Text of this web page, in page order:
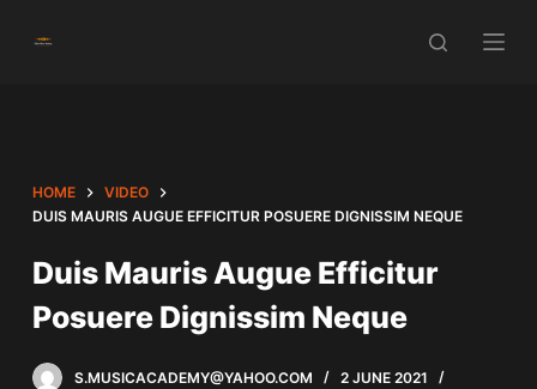
o
c
n
HOME
VIDEO
DUIS MAURIS AUGUE EFFICITUR POSUERE DIGNISSIM NEQUE
Duis Mauris Augue Efficitur
Posuere Dignissim Neque
S.MUSICACADEMY@YAHOO.COM
2 JUNE 2021